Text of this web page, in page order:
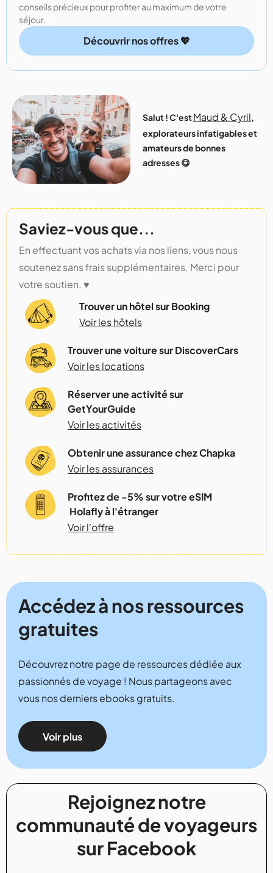
conseils précieux pour profiter au maximum de votre
séjour.
Découvrir nos offres 💖
Salut ! C'estMaud & Cyril,
explorateurs infatigables et
amateurs de bonnes
adresses 😋
Saviez-vous que...
En effectuant vos achats via nos liens, vous nous
soutenez sans frais supplémentaires. Merci pour
votre soutien. ♥️
Trouver un hôtel sur Booking
Voir les hôtels
Trouver une voiture sur DiscoverCars
Voir les locations
Réserver une activité sur
GetYourGuide
Voir les activités
Obtenir une assurance chez Chapka
Voir les assurances
Profitez de -5% sur votre eSIM
Holafly à l'étranger
Voir l'offre
Accédez à nos ressources
gratuites
Découvrez notre page de ressources dédiée aux
passionnés de voyage ! Nous partageons avec
vous nos derniers ebooks gratuits.
Voir plus
Rejoignez notre
communauté de voyageurs
sur Facebook